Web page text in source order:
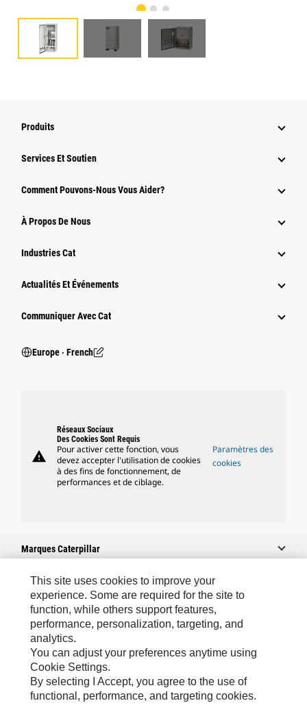
Produits
Services Et Soutien
Comment Pouvons-Nous Vous Aider?
À Propos De Nous
Industries Cat
Actualités Et Événements
Communiquer Avec Cat
Europe ‧ French
warning
Réseaux Sociaux
Des Cookies Sont Requis
Pour activer cette fonction, vous
devez accepter l'utilisation de cookies
à des fins de fonctionnement, de
performances et de ciblage.
Paramètres des
cookies
Marques Caterpillar
Caterpillar.com
Contacter Caterpillar
Mes Préférences Marketing
Plan Du Site
Cookie Settings
This site uses cookies to improve your
experience. Some are required for the site to
function, while others support features,
performance, personalization, targeting, and
analytics.
You can adjust your preferences anytime using
Cookie Settings.
By selecting I Accept, you agree to the use of
functional, performance, and targeting cookies.